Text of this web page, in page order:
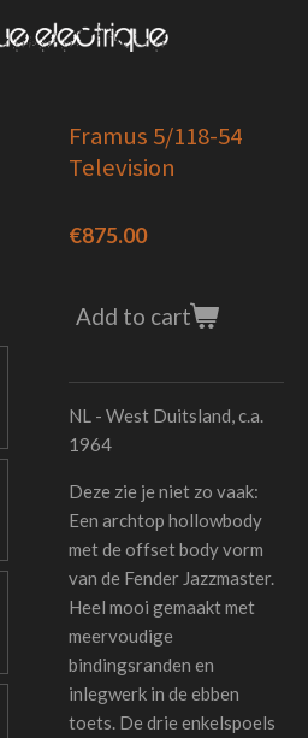
Framus 5/118-54
Television
€875.00
Add to cart
NL - West Duitsland, c.a.
1964
Deze zie je niet zo vaak:
Een archtop hollowbody
met de offset body vorm
van de Fender Jazzmaster.
Heel mooi gemaakt met
meervoudige
bindingsranden en
inlegwerk in de ebben
toets. De drie enkelspoels